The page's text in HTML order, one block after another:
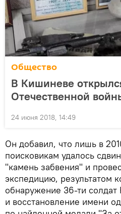
Общество
В Кишиневе
Отечественной
24 июня 2018, 14:49
Он добавил, что лишь в
поисковикам удалось
"камень забвения" и
экспедицию, результатом
обнаружение 36-ти солдат
и восстановление имени